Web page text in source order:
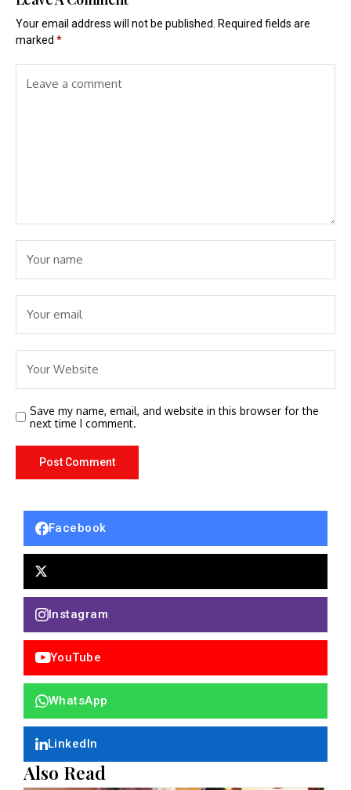
Your email address will not be published.
Required fields are
marked *
Save my name, email, and website in this browser for the
next time I comment.
Facebook
Instagram
YouTube
WhatsApp
LinkedIn
Also Read